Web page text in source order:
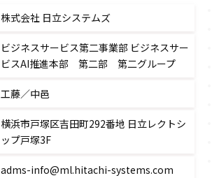
株式会社 日立システムズ
ビジネスサービス第二事業部 ビジネスサー
ビスAI推進本部 第二部 第二グループ
工藤／中邑
横浜市戸塚区吉田町292番地 日立レクトシ
ップ戸塚3F
adms-info@ml.hitachi-systems.com